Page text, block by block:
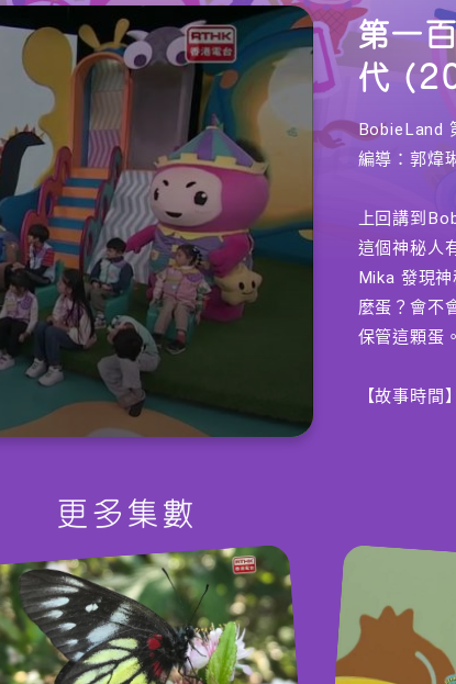
第一
代
BobieLand
編導：郭煒
上回講到
這個神秘人
Mika 發現
麼蛋？會不
保管這顆蛋。
【故事時間
【冷知識】
近年經過考
有羽毛的，
龍長有羽毛
有所出入？
更多集數